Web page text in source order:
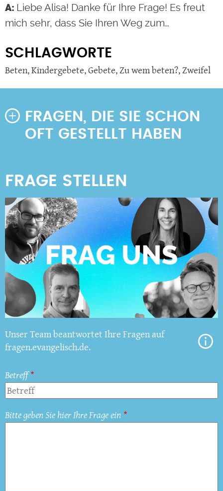
Liebe Alisa! Danke für Ihre Frage! Es freut
mich sehr, dass Sie Ihren Weg zum…
SCHLAGWORTE
Beten,Kindergebete,Gebete,Zu wem beten?,Zweifel
FRAGEN, DIE SIE SCHON
OFT GESTELLT HABEN
Unser Team beantwortet Ihre Fragen auf
fragen.evangelisch.de.
Betreff
Bitte geben Sie hier Ihre Frage ein